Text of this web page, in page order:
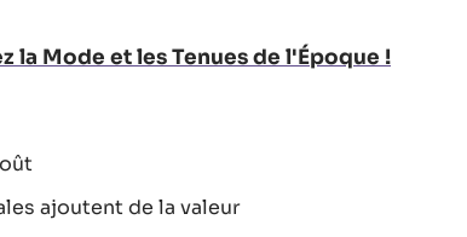
la Mode et les Tenues de l'Époque !
ajoutent de la valeur